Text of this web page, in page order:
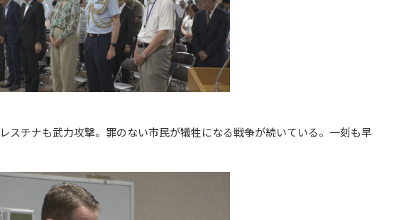
スチナも武力攻撃。罪のない市民が犠牲になる戦争が続いている。一刻も早